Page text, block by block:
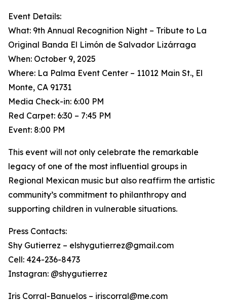
Event Details:
What: 9th Annual Recognition Night – Tribute to La
Original Banda El Limón de Salvador Lizárraga
When: October 9, 2025
Where: La Palma Event Center – 11012 Main St., El
Monte, CA 91731
Media Check-in: 6:00 PM
Red Carpet: 6:30 – 7:45 PM
Event: 8:00 PM
This event will not only celebrate the remarkable
legacy of one of the most influential groups in
Regional Mexican music but also reaffirm the artistic
community’s commitment to philanthropy and
supporting children in vulnerable situations.
Press Contacts:
Shy Gutierrez – elshygutierrez@gmail.com
Cell: 424-236-8473
Instagran: @shygutierrez
Iris Corral-Banuelos – iriscorral@me.com